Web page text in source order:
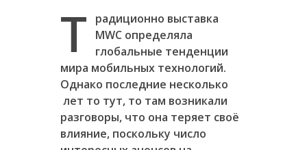
Т
радиционно выставка
MWC определяла
глобальные тенденции
мира мобильных технологий.
Однако последние несколько
лет то тут, то там возникали
разговоры, что она теряет своё
влияние, поскольку число